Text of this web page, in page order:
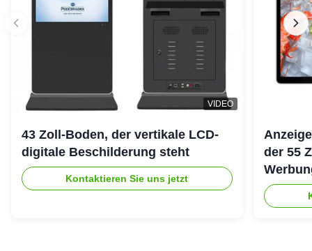
VIDEO
43 Zoll-Boden, der vertikale LCD-
digitale Beschilderung steht
Kontaktieren Sie uns jetzt
der 55
ultra